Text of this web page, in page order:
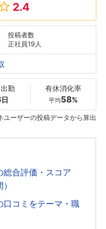
2.4
投稿者数
正社員19人
万
420万
勤
日
有休消化率
平均58%
ユーザーの投稿データから算出
総合評価・スコア
口コミをテーマ・職